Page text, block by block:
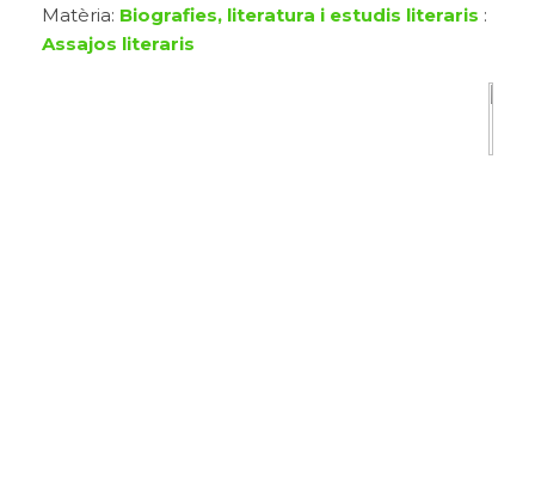
Matèria: Biografies, literatura i estudis literaris :
Assajos literaris